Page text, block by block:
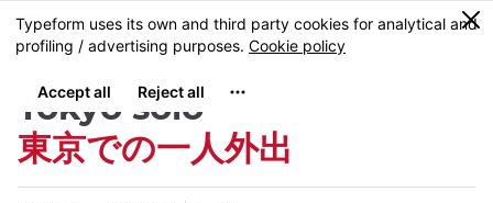
Skip
to
content
MENU
0
Tokyo solo
東京での一人外出